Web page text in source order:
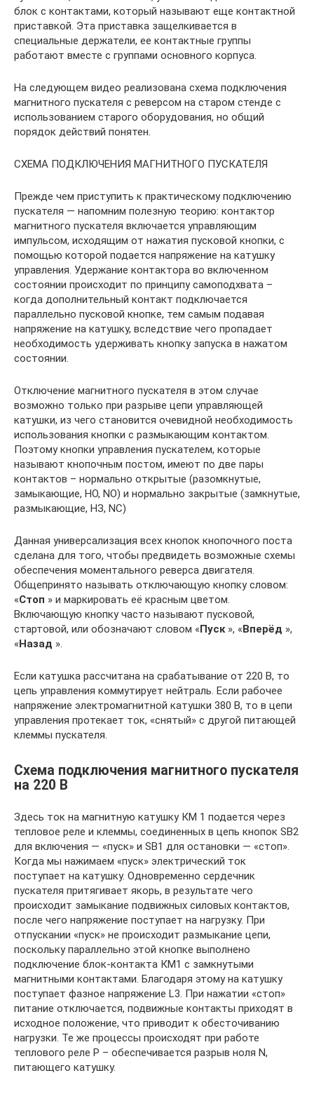
блок с контактами, который называют еще контактной
приставкой. Эта приставка защелкивается в
специальные держатели, ее контактные группы
работают вместе с группами основного корпуса.
На следующем видео реализована схема подключения
магнитного пускателя с реверсом на старом стенде с
использованием старого оборудования, но общий
порядок действий понятен.
СХЕМА ПОДКЛЮЧЕНИЯ МАГНИТНОГО ПУСКАТЕЛЯ
Прежде чем приступить к практическому подключению
пускателя — напомним полезную теорию: контактор
магнитного пускателя включается управляющим
импульсом, исходящим от нажатия пусковой кнопки, с
помощью которой подается напряжение на катушку
управления. Удержание контактора во включенном
состоянии происходит по принципу самоподхвата –
когда дополнительный контакт подключается
параллельно пусковой кнопке, тем самым подавая
напряжение на катушку, вследствие чего пропадает
необходимость удерживать кнопку запуска в нажатом
состоянии.
Отключение магнитного пускателя в этом случае
возможно только при разрыве цепи управляющей
катушки, из чего становится очевидной необходимость
использования кнопки с размыкающим контактом.
Поэтому кнопки управления пускателем, которые
называют кнопочным постом, имеют по две пары
контактов – нормально открытые (разомкнутые,
замыкающие, НО, NO) и нормально закрытые (замкнутые,
размыкающие, НЗ, NC)
Данная универсализация всех кнопок кнопочного поста
сделана для того, чтобы предвидеть возможные схемы
обеспечения моментального реверса двигателя.
Общепринято называть отключающую кнопку словом:
«Стоп » и маркировать её красным цветом.
Включающую кнопку часто называют пусковой,
стартовой, или обозначают словом «Пуск», «Вперёд »,
«Назад ».
Если катушка рассчитана на срабатывание от 220 В, то
цепь управления коммутирует нейтраль. Если рабочее
напряжение электромагнитной катушки 380 В, то в цепи
управления протекает ток, «снятый» с другой питающей
клеммы пускателя.
Схема подключения магнитного пускателя
на 220 В
Здесь ток на магнитную катушку КМ 1 подается через
тепловое реле и клеммы, соединенных в цепь кнопок SB2
для включения — «пуск» и SB1 для остановки — «стоп».
Когда мы нажимаем «пуск» электрический ток
поступает на катушку. Одновременно сердечник
пускателя притягивает якорь, в результате чего
происходит замыкание подвижных силовых контактов,
после чего напряжение поступает на нагрузку. При
отпускании «пуск» не происходит размыкание цепи,
поскольку параллельно этой кнопке выполнено
подключение блок-контакта КМ1 с замкнутыми
магнитными контактами. Благодаря этому на катушку
поступает фазное напряжение L3. При нажатии «стоп»
питание отключается, подвижные контакты приходят в
исходное положение, что приводит к обесточиванию
нагрузки. Те же процессы происходят при работе
теплового реле Р – обеспечивается разрыв ноля N,
питающего катушку.